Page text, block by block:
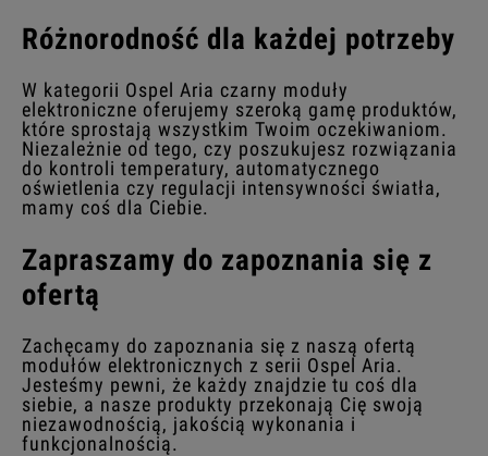
Różnorodność dla każdej potrzeby
W kategorii Ospel Aria czarny moduły
elektroniczne oferujemy szeroką gamę produktów,
które sprostają wszystkim Twoim oczekiwaniom.
Niezależnie od tego, czy poszukujesz rozwiązania
do kontroli temperatury, automatycznego
oświetlenia czy regulacji intensywności światła,
mamy coś dla Ciebie.
Zapraszamy do zapoznania się z
ofertą
Zachęcamy do zapoznania się z naszą ofertą
modułów elektronicznych z serii Ospel Aria.
Jesteśmy pewni, że każdy znajdzie tu coś dla
siebie, a nasze produkty przekonają Cię swoją
niezawodnością, jakością wykonania i
funkcjonalnością.